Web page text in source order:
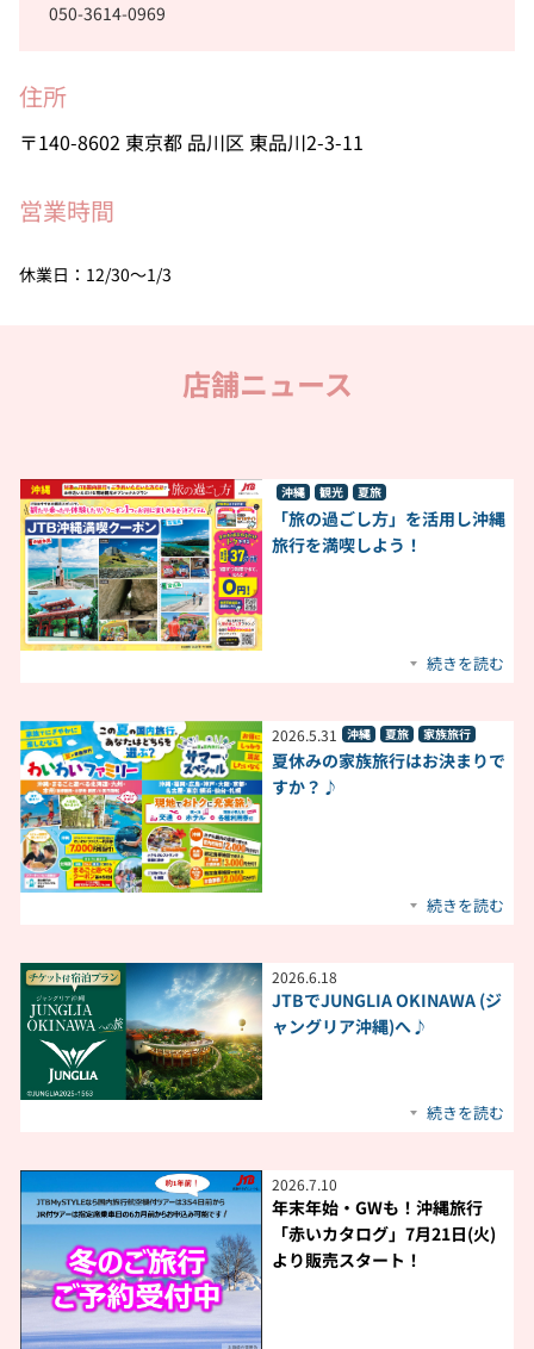
050-3614-0969
住所
140-8602 東京都 品川区 東品川2-3-11
営業時間
休業日：12/30～1/3
店舗ニュース
沖縄 観光 夏旅
「旅の過ごし方」を活用し沖縄
旅行を満喫しよう！
続きを読む
2026.5.31 沖縄 夏旅 家族旅行
夏休みの家族旅行はお決まりで
すか？♪
続きを読む
2026.6.18
JTBでJUNGLIA OKINAWA (ジ
ャングリア沖縄)へ♪
続きを読む
2026.7.10
年末年始・GWも！沖縄旅行
「赤いカタログ」7月21日(火)
より販売スタート！